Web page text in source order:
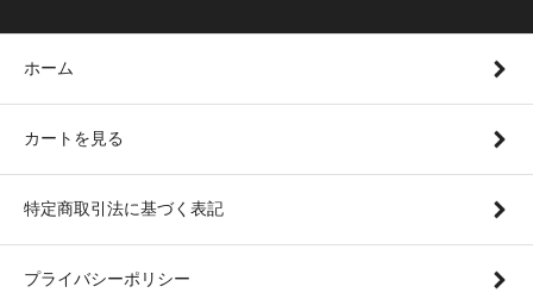
ホーム
カートを見る
特定商取引法に基づく表記
プライバシーポリシー